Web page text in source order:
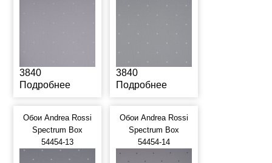
3840
Подробнее
3840
Подробнее
Обои Andrea Rossi
Spectrum Box
54454-13
Обои Andrea Rossi
Spectrum Box
54454-14